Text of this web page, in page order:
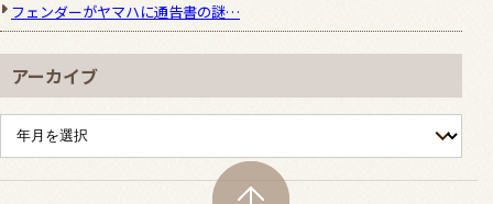
フェンダーがヤマハに通告書の謎…
アーカイブ